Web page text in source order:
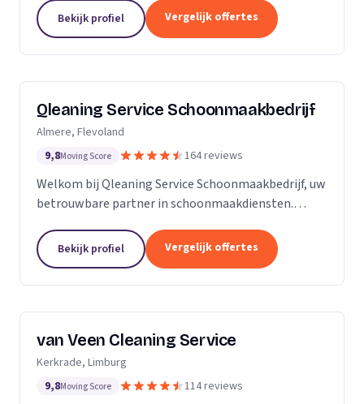
zijn Stel op Sprong gestart om mensen te helpen
en...
Bekijk profiel Vergelijk offertes
Qleaning Service Schoonmaakbedrijf
Almere, Flevoland
9,8Moving Score 164 reviews
Welkom bij Qleaning Service Schoonmaakbedrijf, uw
betrouwbare partner in schoonmaakdiensten.
ernaar om de standaard in schoonmaakexpertise
te...
Bekijk profiel Vergelijk offertes
van Veen Cleaning Service
Kerkrade, Limburg
9,8Moving Score 114 reviews